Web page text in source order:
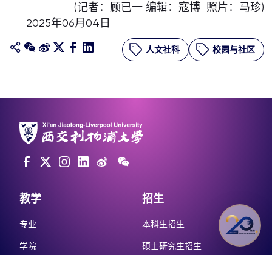
(记者：顾已一 编辑：寇博 照片：马珍)
2025年06月04日
人文社科 校园与社区
教学
专业
学院
招生
本科生招生
硕士研究生招生